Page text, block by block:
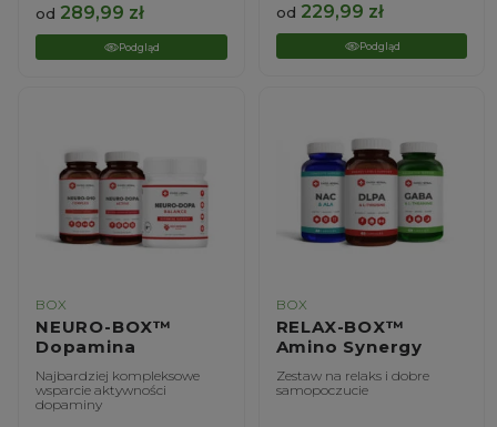
od 289,99 zł
Podgląd
od 229,99 zł
Podgląd
BOX
NEURO-BOX™
Dopamina
Najbardziej kompleksowe
wsparcie aktywności
dopaminy
BOX
RELAX-BOX™
Amino Synergy
Zestaw na relaks i dobre
samopoczucie